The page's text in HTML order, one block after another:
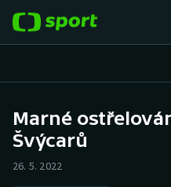
Hokej
Marné
Švýcarů
26. 5. 2022